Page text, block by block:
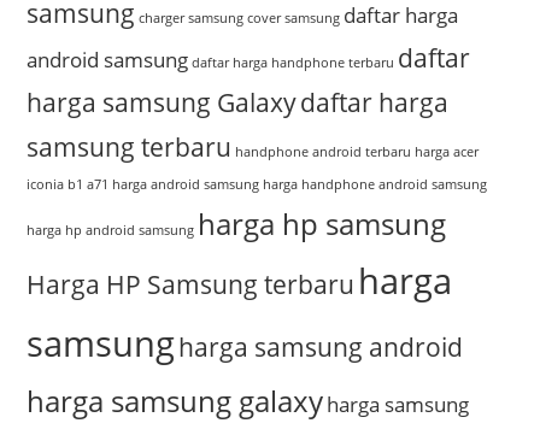
samsung charger samsung cover samsung daftar harga
android samsung daftar harga handphone terbaru daftar
harga samsung Galaxydaftar harga
samsung terbaru handphone android terbaru harga acer
iconia b1 a71 harga android samsung harga handphone android samsung
harga hp android samsung harga hp samsung
Harga HP Samsung terbaru harga
samsungharga samsung android
harga samsung galaxyharga samsung